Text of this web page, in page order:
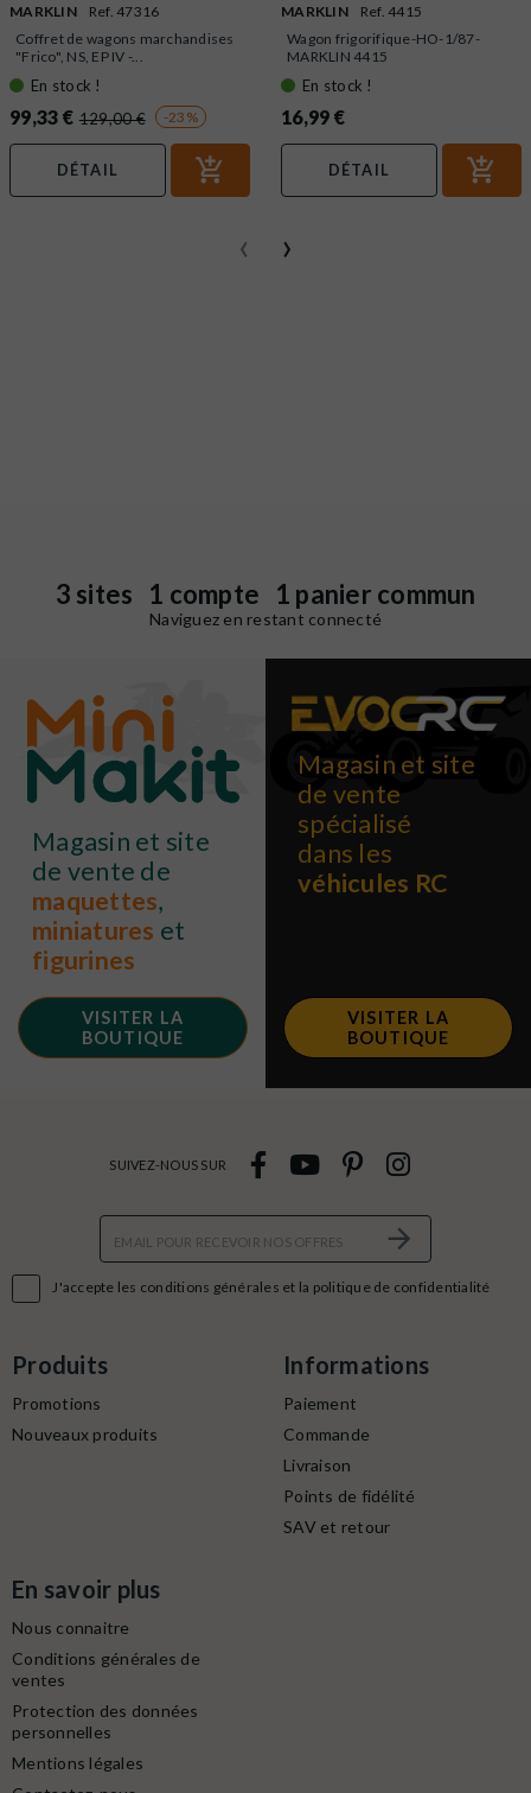
MARKLIN
Ref. 47316
Coffret de wagons marchandises
"Frico", NS, EP IV -...
En stock !
99,33 € 129,00 € -23%
DÉTAIL
MARKLIN
Ref. 4415
Wagon frigorifique-HO-1/87-
MARKLIN 4415
En stock !
16,99 €
DÉTAIL
‹ ›
3 sites 1 compte 1 panier commun
Naviguez en restant connecté
Magasin et site
de vente de
maquettes,
miniatures et
figurines
VISITER LA
BOUTIQUE
Magasin et site
de vente
spécialisé
dans les
véhicules RC
VISITER LA
BOUTIQUE
J'accepte les conditions générales et la politique de confidentialité
SUIVEZ-NOUS SUR
Produits
Promotions
Nouveaux produits
Informations
Paiement
Commande
Livraison
Points de fidélité
SAV et retour
En savoir plus
Nous connaitre
Conditions générales de
ventes
Protection des données
personnelles
Mentions légales